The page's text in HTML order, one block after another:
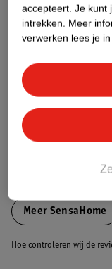
Nature Impact
Bestel &
Meer SensaHome
Hoe controleren wij de
accepteert. Je kunt
intrekken. Meer
verwerken lees je